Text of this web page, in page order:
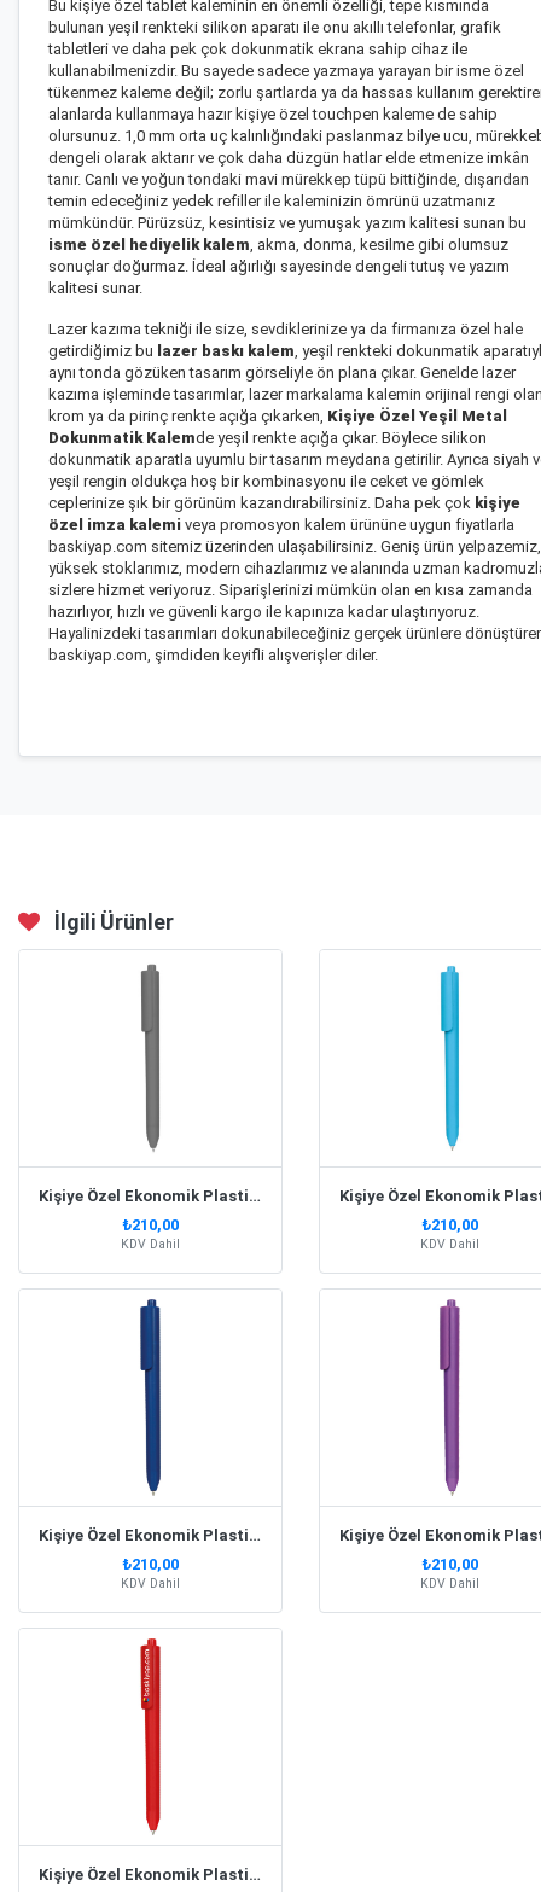
Bu kişiye özel tablet kaleminin en önemli özelliği, tepe kısmında
bulunan yeşil renkteki silikon aparatı ile onu akıllı telefonlar, grafik
tabletleri ve daha pek çok dokunmatik ekrana sahip cihaz ile
kullanabilmenizdir. Bu sayede sadece yazmaya yarayan birisme özel
tükenmez kaleme değil; zorlu şartlarda ya da hassas kullanım
alanlarda kullanmaya hazır kişiye özel touchpen kaleme de sahip
olursunuz. 1,0 mm orta uç kalınlığındaki paslanmaz bilye ucu,
dengeli olarak aktarır ve çok daha düzgün hatlar elde etmenize imkân
tanır. Canlı ve yoğun tondaki mavi mürekkep tüpü bittiğinde, dışarıdan
temin edeceğiniz yedek refiller ile kaleminizin ömrünü uzatmanız
mümkündür. Pürüzsüz, kesintisiz ve yumuşak yazım kalitesi sunan bu
isme özel hediyelik kalem, akma, donma, kesilme gibi olumsuz
sonuçlar doğurmaz. İdeal ağırlığı sayesinde dengeli tutuş ve yazım
kalitesi sunar.
Lazer kazıma tekniği ile size, sevdiklerinize ya da firmanıza özel hale
getirdiğimiz bu lazer baskı kalem, yeşil renkteki dokunmatik
aynı tonda gözüken tasarım görseliyle ön plana çıkar. Genelde lazer
kazıma işleminde tasarımlar, lazer markalama kalemin orijinal rengi
krom ya da pirinç renkte açığa çıkarken, Kişiye Özel Yeşil Metal
Dokunmatik Kalemde yeşil renkte açığa çıkar. Böylece silikon
dokunmatik aparatla uyumlu bir tasarım meydana getirilir. Ayrıca siyah
yeşil rengin oldukça hoş bir kombinasyonu ile ceket ve gömlek
ceplerinize şık bir görünüm kazandırabilirsiniz. Daha pek çok kişiye
özel imza kalemi veya promosyon kalem ürününe uygun fiyatlarla
baskiyap.com sitemiz üzerinden ulaşabilirsiniz. Geniş ürün yelpazemiz,
yüksek stoklarımız, modern cihazlarımız ve alanında uzman
sizlere hizmet veriyoruz. Siparişlerinizi mümkün olan en kısa zamanda
hazırlıyor, hızlı ve güvenli kargo ile kapınıza kadar ulaştırıyoruz.
Hayalinizdeki tasarımları dokunabileceğiniz gerçek ürünlere
baskiyap.com, şimdiden keyifli alışverişler diler.
İlgili Ürünler
Kişiye Özel Ekonomik Plastik Füme Kalem
₺210,00
KDV Dahil
₺210,00
KDV Dahil
Kişiye Özel Ekonomik Plastik Lacivert Kalem
₺210,00
KDV Dahil
₺210,00
KDV Dahil
Kişiye Özel Ekonomik Plastik Kırmızı Kalem